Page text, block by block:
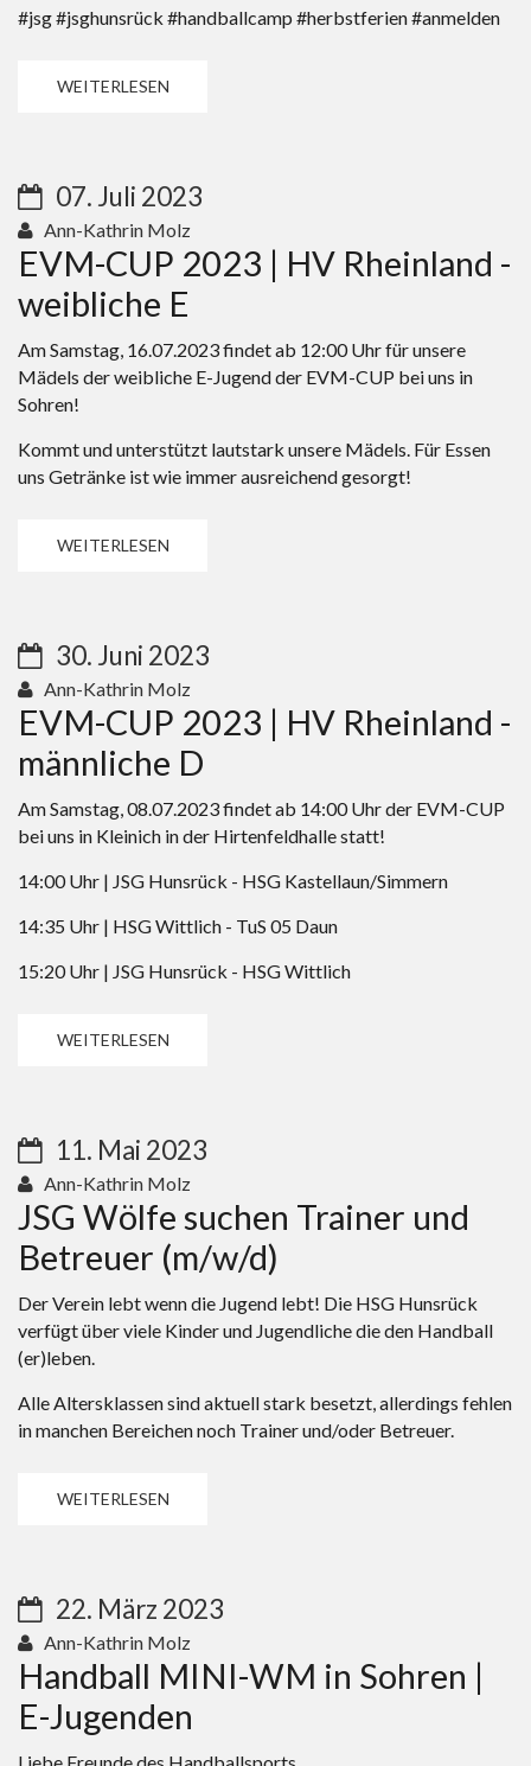
#jsg #jsghunsrück #handballcamp #herbstferien #anmelden
WEITERLESEN
07. Juli 2023
Ann-Kathrin Molz
EVM-CUP 2023 | HV Rheinland -
weibliche E
Am Samstag, 16.07.2023 findet ab 12:00 Uhr für unsere
Mädels der weibliche E-Jugend der EVM-CUP bei uns in
Sohren!
Kommt und unterstützt lautstark unsere Mädels. Für Essen
uns Getränke ist wie immer ausreichend gesorgt!
WEITERLESEN
30. Juni 2023
Ann-Kathrin Molz
EVM-CUP 2023 | HV Rheinland -
männliche D
Am Samstag, 08.07.2023 findet ab 14:00 Uhr der EVM-CUP
bei uns in Kleinich in der Hirtenfeldhalle statt!
14:00 Uhr | JSG Hunsrück - HSG Kastellaun/Simmern
14:35 Uhr | HSG Wittlich - TuS 05 Daun
15:20 Uhr | JSG Hunsrück - HSG Wittlich
WEITERLESEN
11. Mai 2023
Ann-Kathrin Molz
JSG Wölfe suchen Trainer und
Betreuer (m/w/d)
Der Verein lebt wenn die Jugend lebt! Die HSG Hunsrück
verfügt über viele Kinder und Jugendliche die den Handball
(er)leben.
Alle Altersklassen sind aktuell stark besetzt, allerdings fehlen
in manchen Bereichen noch Trainer und/oder Betreuer.
WEITERLESEN
22. März 2023
Ann-Kathrin Molz
Handball MINI-WM in Sohren |
E-Jugenden
Liebe Freunde des Handballsports,